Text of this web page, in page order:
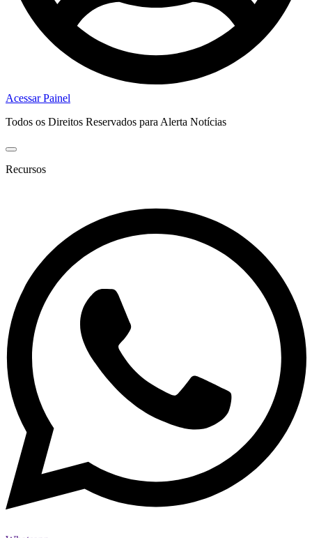
Acessar Painel
Todos os Direitos Reservados para Alerta Notícias
Recursos